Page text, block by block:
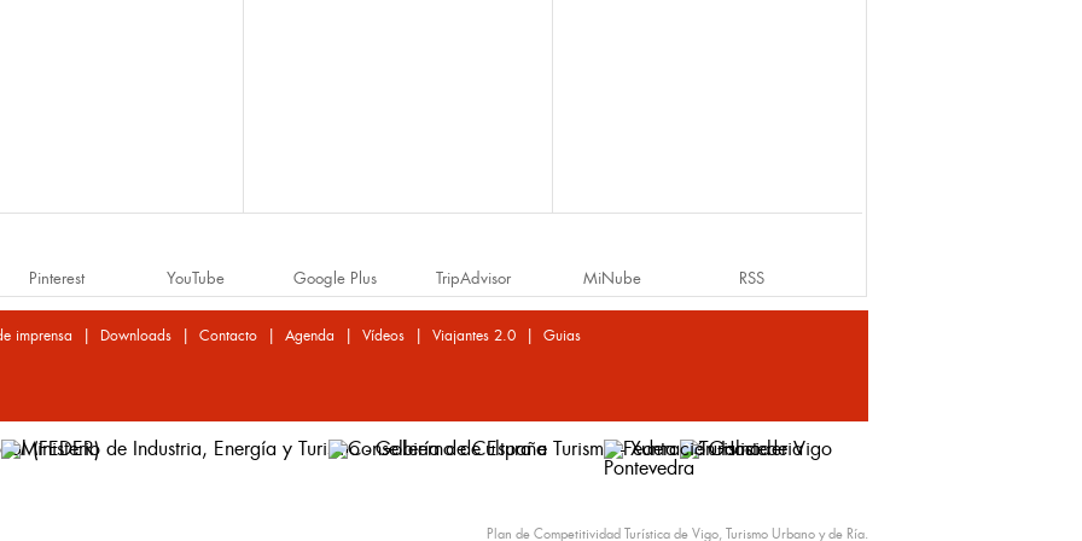
Pinterest YouTube Google Plus TripAdvisor MiNube RSS
imprensa | Downloads | Contacto | Agenda | Vídeos | Viajantes 2.0 | Guias
Plan de Competitividad Turística de Vigo, Turismo Urbano y de Ría.